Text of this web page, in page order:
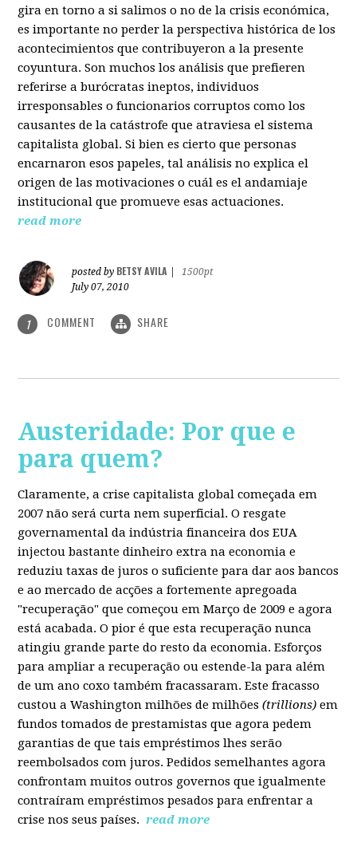
gira en torno a si salimos o no de la crisis económica,
es importante no perder la perspectiva histórica de los
acontecimientos que contribuyeron a la presente
coyuntura. Son muchos los análisis que prefieren
referirse a burócratas ineptos, individuos
irresponsables o funcionarios corruptos como los
causantes de la catástrofe que atraviesa el sistema
capitalista global. Si bien es cierto que personas
encarnaron esos papeles, tal análisis no explica el
origen de las motivaciones o cuál es el andamiaje
institucional que promueve esas actuaciones.
read more
posted by BETSY AVILA
1500pt
July 07, 2010
1 COMMENT SHARE
Austeridade: Por que e
para quem?
Claramente, a crise capitalista global começada em
2007 não será curta nem superficial. O resgate
governamental da indústria financeira dos EUA
injectou bastante dinheiro extra na economia e
reduziu taxas de juros o suficiente para dar aos bancos
e ao mercado de acções a fortemente apregoada
"recuperação" que começou em Março de 2009 e agora
está acabada. O pior é que esta recuperação nunca
atingiu grande parte do resto da economia. Esforços
para ampliar a recuperação ou estende-la para além
de um ano coxo também fracassaram. Este fracasso
custou a Washington milhões de milhões(trillions) em
fundos tomados de prestamistas que agora pedem
garantias de que tais empréstimos lhes serão
reembolsados com juros. Pedidos semelhantes agora
confrontam muitos outros governos que igualmente
contraíram empréstimos pesados para enfrentar a
crise nos seus países. read more